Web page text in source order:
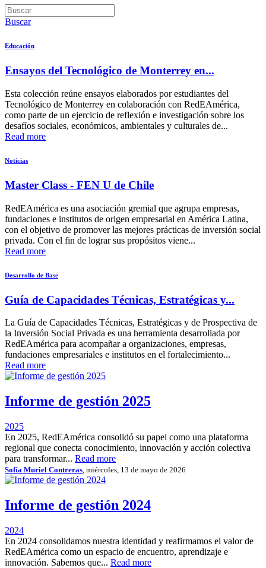
Buscar
Educación
Ensayos del Tecnológico de Monterrey en...
Esta colección reúne ensayos elaborados por estudiantes del
Tecnológico de Monterrey en colaboración con RedEAmérica,
como parte de un ejercicio de reflexión e investigación sobre los
desafíos sociales, económicos, ambientales y culturales de...
Read more
Noticias
Master Class - FEN U de Chile
RedEAmérica es una asociación gremial que agrupa empresas,
fundaciones e institutos de origen empresarial en América Latina,
con el objetivo de promover las mejores prácticas de inversión social
privada. Con el fin de lograr sus propósitos viene...
Read more
Desarrollo de Base
Guía de Capacidades Técnicas, Estratégicas y...
La Guía de Capacidades Técnicas, Estratégicas y de Prospectiva de
la Inversión Social Privada es una herramienta desarrollada por
RedEAmérica para acompañar a organizaciones, empresas,
fundaciones empresariales e institutos en el fortalecimiento...
Read more
Informe de gestión 2025
2025
En 2025, RedEAmérica consolidó su papel como una plataforma
regional que conecta conocimiento, innovación y acción colectiva
para transformar... Read more
Sofía Muriel Contreras, miércoles, 13 de mayo de 2026
Informe de gestión 2024
2024
En 2024 consolidamos nuestra identidad y reafirmamos el valor de
RedEAmérica como un espacio de encuentro, aprendizaje e
innovación. Sabemos que... Read more